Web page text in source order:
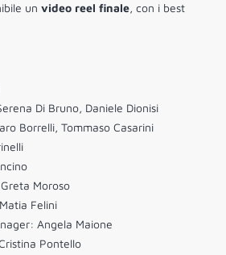
un video reel finale, con i best
Di Bruno, Daniele Dionisi
Borrelli, Tommaso Casarini
Moroso
Felini
Angela Maione
Pontello